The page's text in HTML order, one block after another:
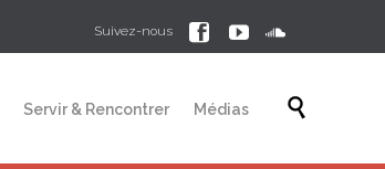
Suivez-nous   
Skip
Servir & Rencontrer Médias 